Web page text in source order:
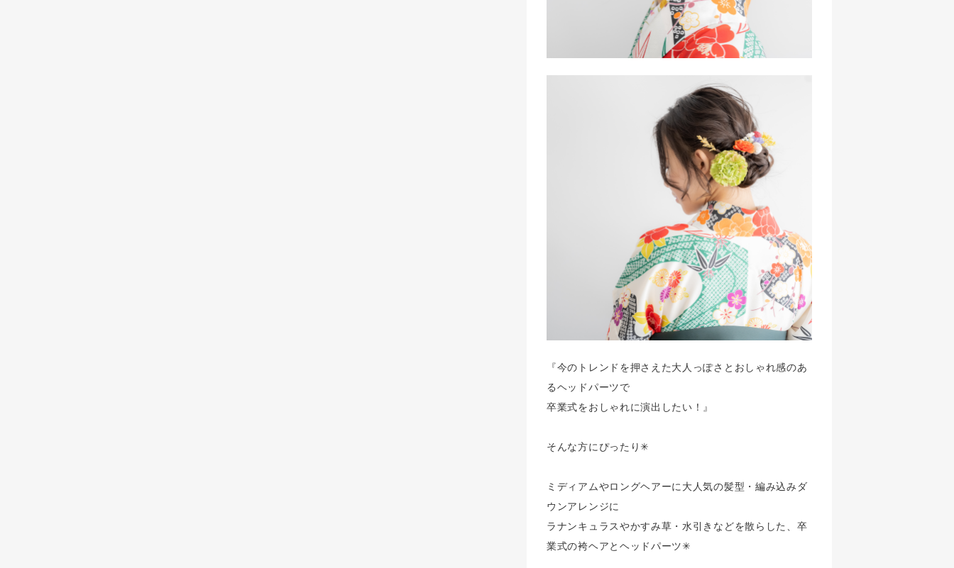
『今のトレンドを押さえた大人っぽさとおしゃれ感のあ
るヘッドパーツで
卒業式をおしゃれに演出したい！』
そんな方にぴったり✳︎
ミディアムやロングヘアーに大人気の髪型・編み込みダ
ウンアレンジに
ラナンキュラスやかすみ草・水引きなどを散らした、卒
業式の袴ヘアとヘッドパーツ✳︎